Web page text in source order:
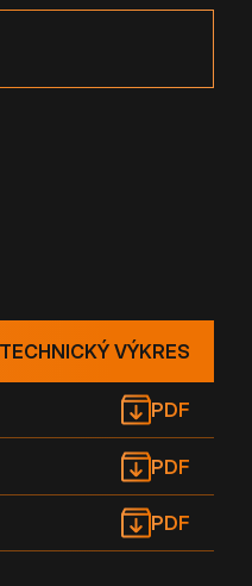
TECHNICKÝ VÝKRES
PDF
PDF
PDF